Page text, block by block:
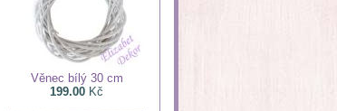
Věnec bílý 30 cm
199.00 Kč